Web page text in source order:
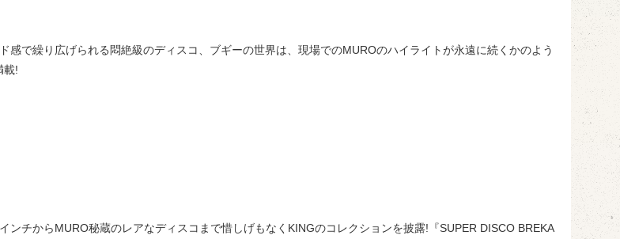
感で繰り広げられる悶絶級のディスコ、ブギーの世界は、現場でのMUROのハイライトが永遠に続くかのよう
載!
ンチからMURO秘蔵のレアなディスコまで惜しげもなくKINGのコレクションを披露!『SUPER DISCO BREKA